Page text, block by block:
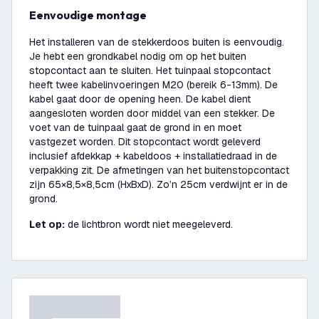
Eenvoudige montage
Het installeren van de stekkerdoos buiten is eenvoudig.
Je hebt een grondkabel nodig om op het buiten
stopcontact aan te sluiten. Het tuinpaal stopcontact
heeft twee kabelinvoeringen M20 (bereik 6-13mm). De
kabel gaat door de opening heen. De kabel dient
aangesloten worden door middel van een stekker. De
voet van de tuinpaal gaat de grond in en moet
vastgezet worden. Dit stopcontact wordt geleverd
inclusief afdekkap + kabeldoos + installatiedraad in de
verpakking zit. De afmetingen van het buitenstopcontact
zijn 65×8,5×8,5cm (HxBxD). Zo’n 25cm verdwijnt er in de
grond.
Let op: de lichtbron wordt niet meegeleverd.